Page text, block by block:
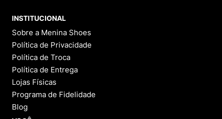
INSTITUCIONAL
Sobre a Menina Shoes
Política de Privacidade
Política de Troca
Política de Entrega
Lojas Físicas
Programa de Fidelidade
Blog